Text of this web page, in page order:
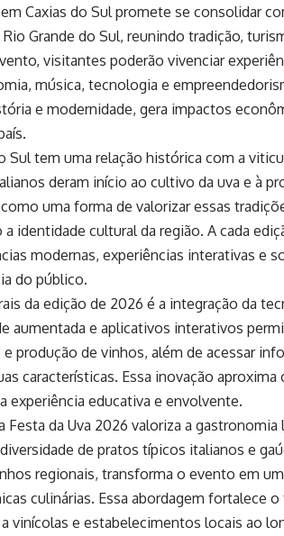
Caxias do Sul promete se consolidar
Grande do Sul, reunindo tradição,
visitantes poderão vivenciar
música, tecnologia e
e modernidade, gera impactos
Sul tem uma relação histórica com a
deram início ao cultivo da uva e à
como uma forma de valorizar essas
identidade cultural da região. A cada
modernas, experiências interativas e
do público.
da edição de 2026 é a integração da
aumentada e aplicativos interativos
produção de vinhos, além de acessar
características. Essa inovação
experiência educativa e envolvente.
Festa da Uva 2026 valoriza a
de pratos típicos italianos e
regionais, transforma o evento em
culinárias. Essa abordagem fortalece
vinícolas e estabelecimentos locais ao